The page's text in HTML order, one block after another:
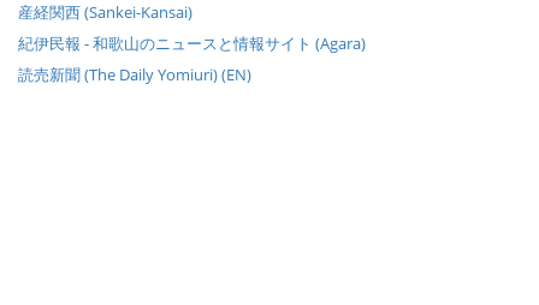
産経関西 (Sankei-Kansai)
紀伊民報 - 和歌山のニュースと情報サイト (Agara)
読売新聞 (The Daily Yomiuri) (EN)